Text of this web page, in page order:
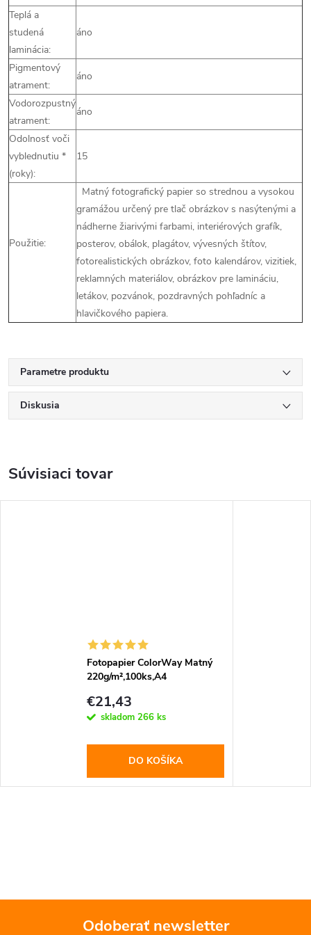
Teplá a
studená
laminácia:
áno
Pigmentový
atrament:
áno
Vodorozpustný
atrament:
áno
Odolnosť voči
vyblednutiu *
(roky):
15
Použitie:
Matný fotografický papier so strednou a vysokou
gramážou určený pre tlač obrázkov s nasýtenými a
nádherne žiarivými farbami, interiérových grafík,
posterov, obálok, plagátov, vývesných štítov,
fotorealistických obrázkov, foto kalendárov, vizitiek,
reklamných materiálov, obrázkov pre lamináciu,
letákov, pozvánok, pozdravných pohľadníc a
hlavičkového papiera.
Parametre produktu
Diskusia
Súvisiaci tovar
Fotopapier ColorWay Matný
220g/m²,100ks,A4
€21,43
skladom 266 ks
DO KOŠÍKA
Odoberať newsletter